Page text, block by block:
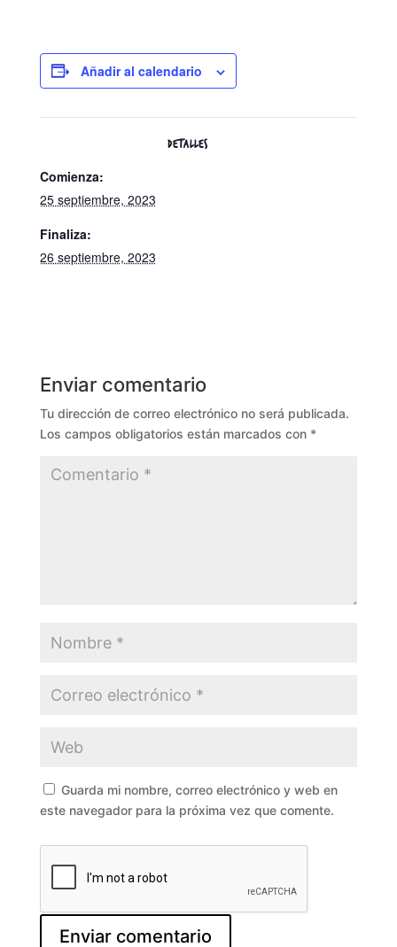
Añadir al calendario
DETALLES
Comienza:
25 septiembre, 2023
Finaliza:
26 septiembre, 2023
Enviar comentario
Tu dirección de correo electrónico no será publicada.
Los campos obligatorios están marcados con *
Guarda mi nombre, correo electrónico y web en
este navegador para la próxima vez que comente.